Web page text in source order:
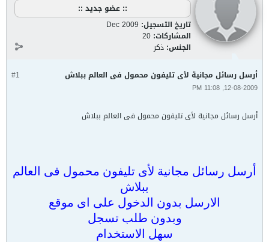
:: عضو جديد ::
تاريخ التسجيل: Dec 2009
المشاركات: 20
الجنس: ذكر
#1 أرسل رسائل مجانية لأى تليفون محمول فى العالم ببلاش
12-08-2009, 11:08 PM
أرسل رسائل مجانية لأى تليفون محمول فى العالم ببلاش
أرسل رسائل مجانية لأى تليفون محمول فى العالم
ببلاش
الارسل بدون الدخول على اى موقع
وبدون طلب تسجل
سهل الاستخدام